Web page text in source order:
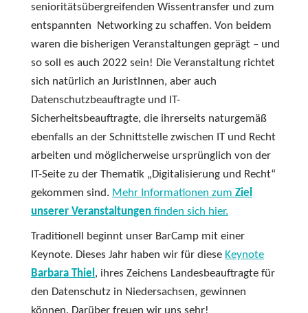
senioritätsübergreifenden Wissentransfer und zum
entspannten Networking zu schaffen. Von beidem
waren die bisherigen Veranstaltungen geprägt – und
so soll es auch 2022 sein! Die Veranstaltung richtet
sich natürlich an JuristInnen, aber auch
Datenschutzbeauftragte und IT-
Sicherheitsbeauftragte, die ihrerseits naturgemäß
ebenfalls an der Schnittstelle zwischen IT und Recht
arbeiten und möglicherweise ursprünglich von der
IT-Seite zu der Thematik „Digitalisierung und Recht“
gekommen sind. Mehr Informationen zum Ziel
unserer Veranstaltungen finden sich hier.
Traditionell beginnt unser BarCamp mit einer
Keynote. Dieses Jahr haben wir für diese Keynote
Barbara Thiel, ihres Zeichens Landesbeauftragte für
den Datenschutz in Niedersachsen, gewinnen